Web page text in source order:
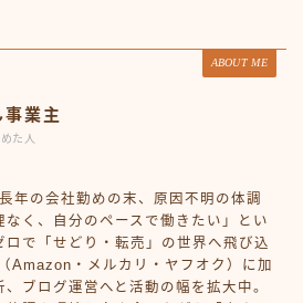
ABOUT ME
事業主
た人
年の会社勤めの末、原因不明の体調
く、自分のペースで働きたい」とい
ロで「せどり・転売」の世界へ飛び込
Amazon・メルカリ・ヤフオク）に加
ブログ運営へと活動の幅を拡大中。